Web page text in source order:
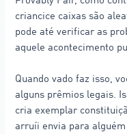
criancice caixas são
pode até verificar as
aquele acontecimento
Quando vado faz isso,
alguns prêmios legais.
cria exemplar
arruíi envia para